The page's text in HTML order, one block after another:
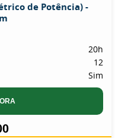
de Potência) -
20h
12
Sim